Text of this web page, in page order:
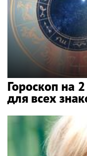
Гороскоп на
для всех